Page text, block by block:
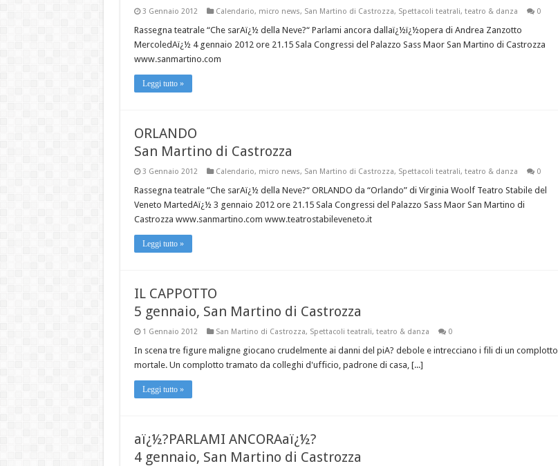
3 Gennaio 2012 Calendario, micro news, San Martino di Castrozza, Spettacoli teatrali, teatro & danza 0
Rassegna teatrale “Che sarAï¿½ della Neve?“ Parlami ancora dallaï¿½ï¿½opera di Andrea Zanzotto
MercoledAï¿½ 4 gennaio 2012 ore 21.15 Sala Congressi del Palazzo Sass Maor San Martino di Castrozza
www.sanmartino.com
Leggi tutto »
ORLANDO
San Martino di Castrozza
3 Gennaio 2012 Calendario, micro news, San Martino di Castrozza, Spettacoli teatrali, teatro & danza 0
Rassegna teatrale “Che sarAï¿½ della Neve?“ ORLANDO da “Orlando” di Virginia Woolf Teatro Stabile del
Veneto MartedAï¿½ 3 gennaio 2012 ore 21.15 Sala Congressi del Palazzo Sass Maor San Martino di
Castrozza www.sanmartino.com www.teatrostabileveneto.it
Leggi tutto »
IL CAPPOTTO
5 gennaio, San Martino di Castrozza
1 Gennaio 2012 San Martino di Castrozza, Spettacoli teatrali, teatro & danza 0
In scena tre figure maligne giocano crudelmente ai danni del piA? debole e intrecciano i fili di un complotto
mortale. Un complotto tramato da colleghi d'ufficio, padrone di casa, [...]
Leggi tutto »
aï¿½?PARLAMI ANCORAaï¿½?
4 gennaio, San Martino di Castrozza